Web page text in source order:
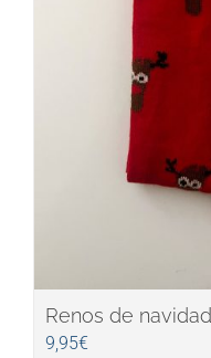
Renos de navidad
9,95€